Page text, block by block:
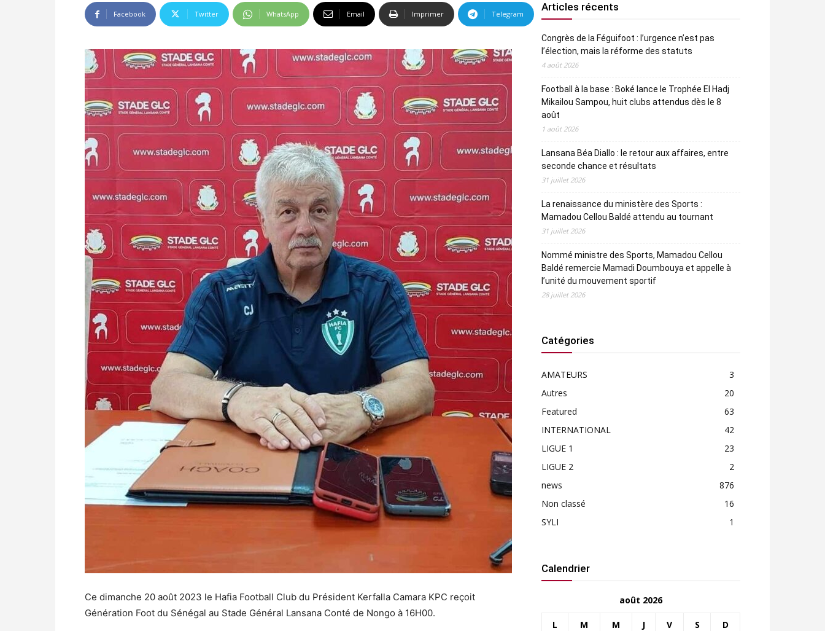
Facebook Twitter WhatsApp Email Imprimer Telegram
Ce dimanche 20 août 2023 le Hafia Football Club du Président Kerfalla Camara KPC reçoit
Génération Foot du Sénégal au Stade Général Lansana Conté de Nongo à 16H00.
Articles récents
Congrès de la Féguifoot : l’urgence n’est pas
l’élection, mais la réforme des statuts
4 août 2026
Football à la base : Boké lance le Trophée El Hadj
Mikailou Sampou, huit clubs attendus dès le 8
août
1 août 2026
Lansana Béa Diallo : le retour aux affaires, entre
seconde chance et résultats
31 juillet 2026
La renaissance du ministère des Sports :
Mamadou Cellou Baldé attendu au tournant
31 juillet 2026
Nommé ministre des Sports, Mamadou Cellou
Baldé remercie Mamadi Doumbouya et appelle à
l’unité du mouvement sportif
28 juillet 2026
Catégories
AMATEURS
3
Autres
20
Featured
63
INTERNATIONAL
42
LIGUE 1
23
LIGUE 2
2
news
876
Non classé
16
SYLI
1
Calendrier
août 2026
L M M J V S D